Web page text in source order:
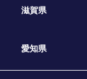
滋賀県
愛知県